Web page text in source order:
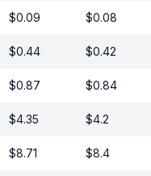
$0.09 $0.08
$0.44 $0.42
$0.87 $0.84
$4.35 $4.2
$8.71 $8.4